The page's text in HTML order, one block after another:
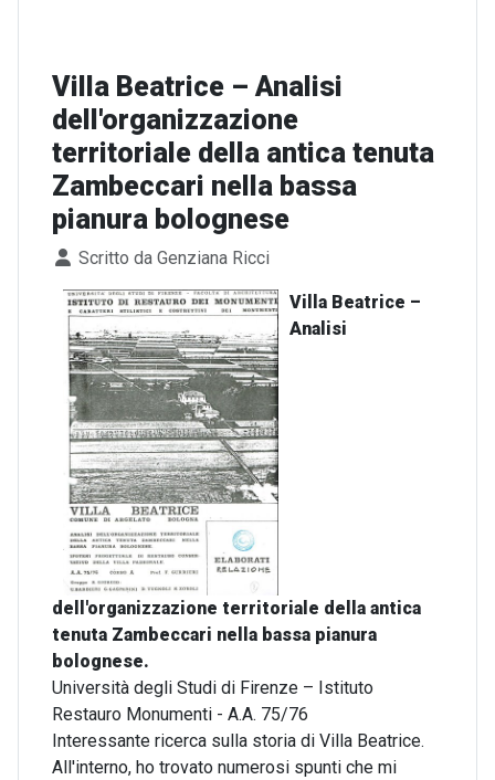
Villa Beatrice – Analisi
dell'organizzazione
territoriale della antica tenuta
Zambeccari nella bassa
pianura bolognese
Dettagli
Scritto da Genziana Ricci
Villa Beatrice –
Analisi
dell'organizzazione territoriale della antica
tenuta Zambeccari nella bassa pianura
bolognese.
Università degli Studi di Firenze – Istituto
Restauro Monumenti - A.A. 75/76
Interessante ricerca sulla storia di Villa Beatrice.
All'interno, ho trovato numerosi spunti che mi